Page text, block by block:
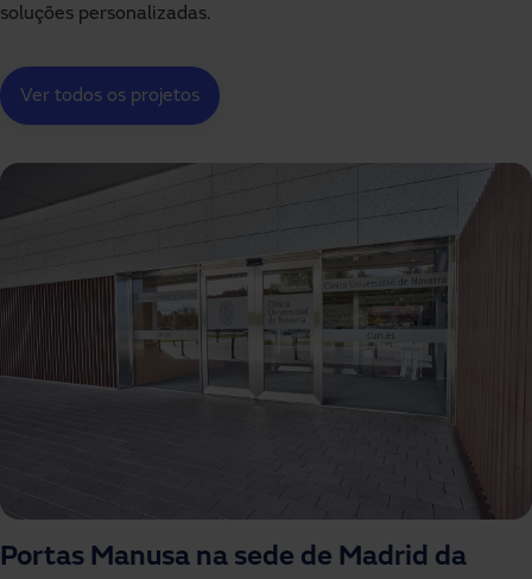
soluções personalizadas.
Ver todos os projetos
Portas Manusa na sede de Madrid da